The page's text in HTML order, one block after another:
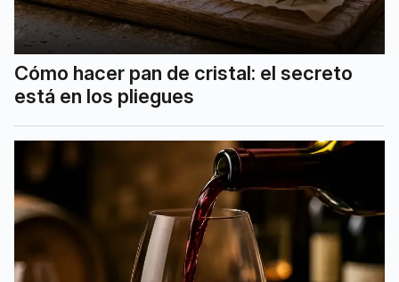
Cómo hacer pan de cristal: el secreto
está en los pliegues